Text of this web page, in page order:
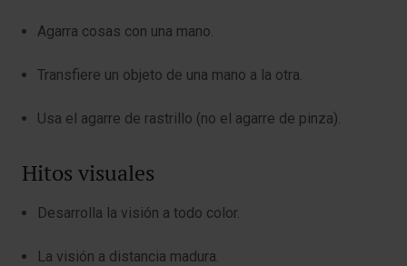
Agarra cosas con una mano.
Transfiere un objeto de una mano a la otra.
Usa el agarre de rastrillo (no el agarre de pinza).
Hitos visuales
Desarrolla la visión a todo color.
La visión a distancia madura.